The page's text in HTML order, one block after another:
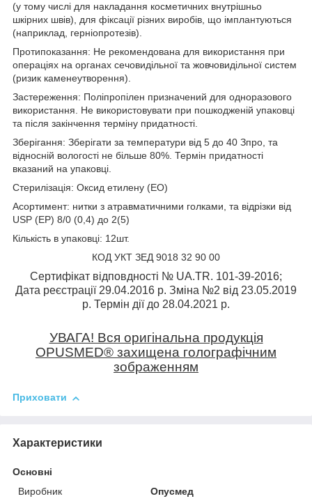
(у тому числі для накладання косметичних внутрішньо
шкірних швів), для фіксації різних виробів, що імплантуються
(наприклад, герніопротезів).
Протипоказання: Не рекомендована для використання при
операціях на органах сечовидільної та жовчовидільної систем
(ризик каменеутворення).
Застереження: Поліпропілен призначений для одноразового
використання. Не використовувати при пошкодженій упаковці
та після закінчення терміну придатності.
Зберігання: Зберігати за температури від 5 до 40 Зпро, та
відносній вологості не більше 80%. Термін придатності
вказаний на упаковці.
Стерилізація: Оксид етилену (ЕО)
Асортимент: нитки з атравматичними голками, та відрізки від
USP (EP) 8/0 (0,4) до 2(5)
Кількість в упаковці: 12шт.
КОД УКТ ЗЕД 9018 32 90 00
Сертифікат відповдності № UA.TR. 101-39-2016;
Дата реєстрації 29.04.2016 р. Зміна №2 від 23.05.2019
р. Термін дії до 28.04.2021 р.
УВАГА! Вся оригінальна продукція
OPUSMED® захищена голографічним
зображенням
Приховати
Характеристики
Основні
Виробник
Опусмед